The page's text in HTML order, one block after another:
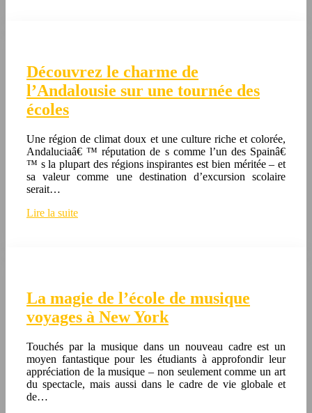
Découvrez le charme de
l’Andalousie sur une tournée des
écoles
Une région de climat doux et une culture riche et colorée,
Andaluciaâ€ ™ réputation de s comme l’un des Spainâ€
™ s la plupart des régions inspirantes est bien méritée – et
sa valeur comme une destination d’excursion scolaire
serait…
Lire la suite
La magie de l’école de musique
voyages à New York
Touchés par la musique dans un nouveau cadre est un
moyen fantastique pour les étudiants à approfondir leur
appréciation de la musique – non seulement comme un art
du spectacle, mais aussi dans le cadre de vie globale et
de…